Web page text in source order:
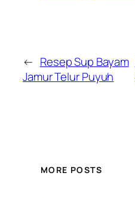
← Resep Sup Bayam
Jamur Telur Puyuh
MORE POSTS